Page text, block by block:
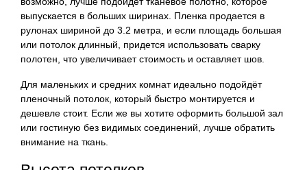
выпускается в больших ширинах. Пленка продается в
рулонах шириной до 3.2 метра, и если площадь большая
или потолок длинный, придется использовать сварку
полотен, что увеличивает стоимость и оставляет шов.
Для маленьких и средних комнат идеально подойдёт
пленочный потолок, который быстро монтируется и
дешевле стоит. Если же вы хотите оформить большой зал
или гостиную без видимых соединений, лучше обратить
внимание на ткань.